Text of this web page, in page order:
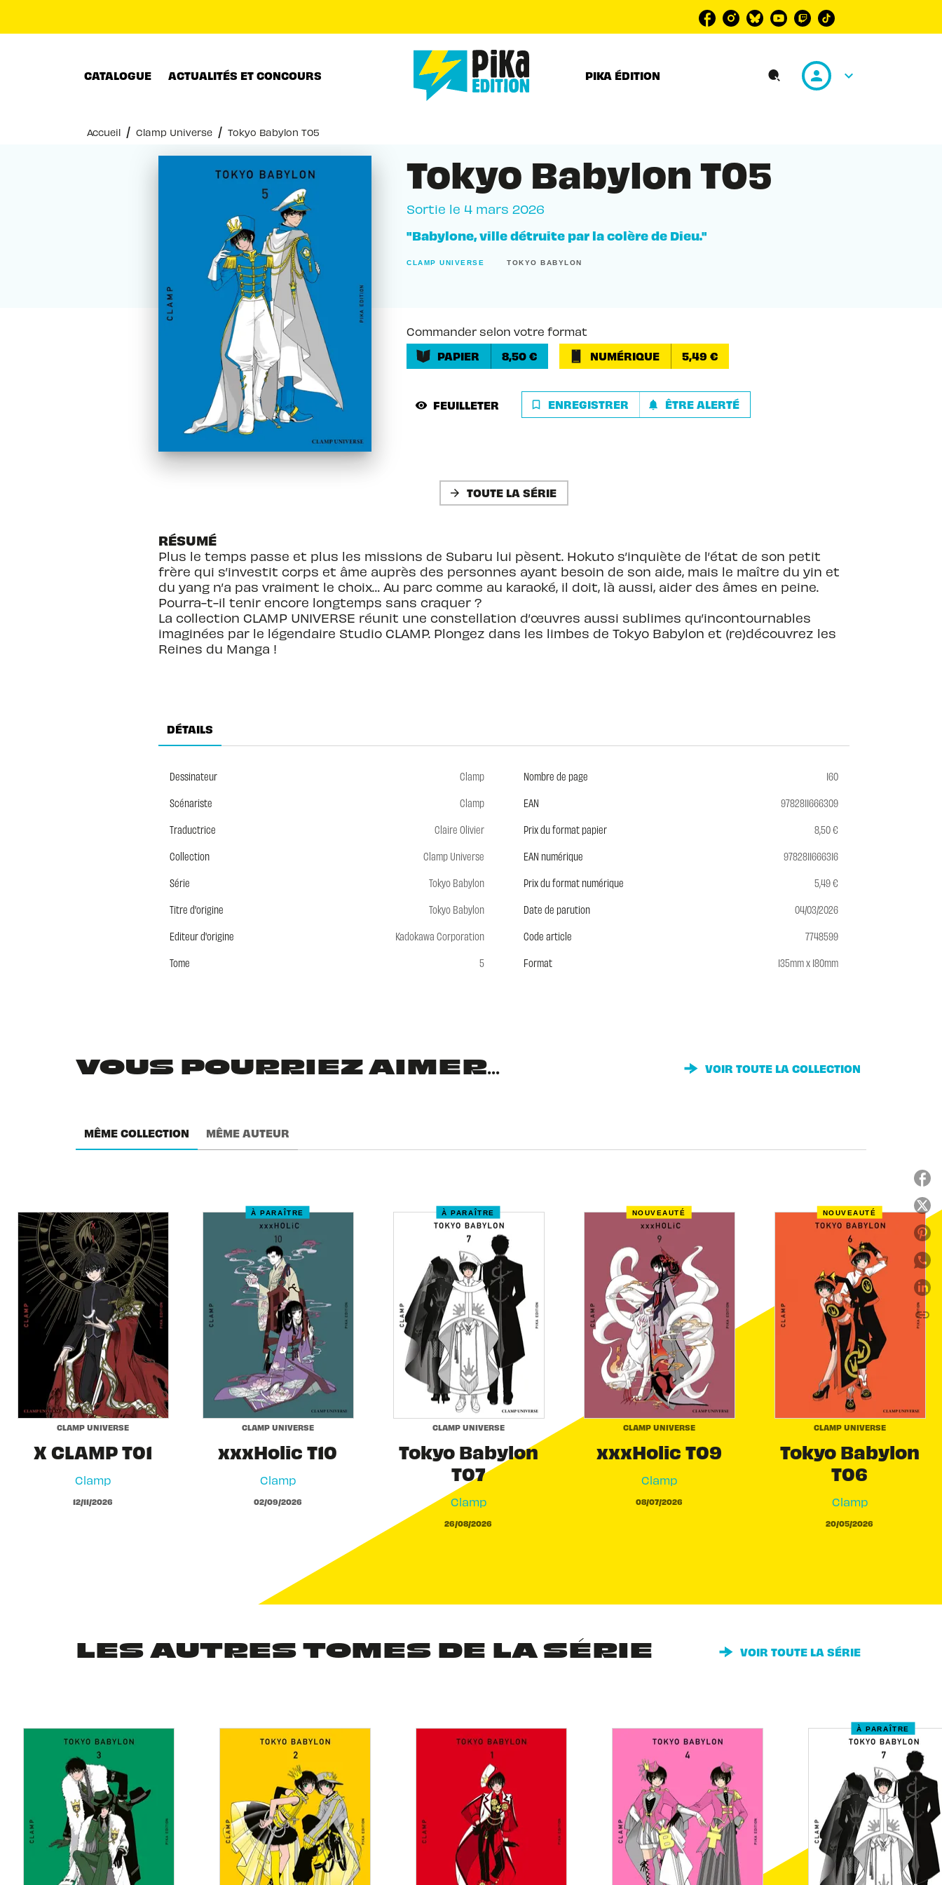
personn keyboard_arrow_down
CATALOGUE ACTUALITÉS ET CONCOURS PIKA ÉDITION search
Accueil / Clamp Universe / Tokyo Babylon T05
Tokyo Babylon T05
Sortie le 4 mars 2026
"Babylone, ville détruite par la colère de Dieu."
CLAMP UNIVERSE TOKYO BABYLON
Commander selon votre format
PAPIER
8,50 € NUMÉRIQUE 5,49 €
visibility FEUILLETER bookmark_border ENREGISTRER notifications ÊTRE ALERTÉ
arrow_forward TOUTE LA SÉRIE
RÉSUMÉ
Plus le temps passe et plus les missions de Subaru lui pèsent. Hokuto s’inquiète de l’état de son petit
frère qui s’investit corps et âme auprès des personnes ayant besoin de son aide, mais le maître du yin et
du yang n’a pas vraiment le choix… Au parc comme au karaoké, il doit, là aussi, aider des âmes en peine.
Pourra-t-il tenir encore longtemps sans craquer ?
La collection CLAMP UNIVERSE réunit une constellation d’œuvres aussi sublimes qu’incontournables
imaginées par le légendaire Studio CLAMP. Plongez dans les limbes de Tokyo Babylon et (re)découvrez les
Reines du Manga !
DÉTAILS
Dessinateur
Clamp
Scénariste
Clamp
Traductrice
Claire Olivier
Collection
Clamp Universe
Série
Tokyo Babylon
Titre d'origine
Tokyo Babylon
Editeur d'origine
Kadokawa Corporation
Tome
5
Nombre de page
160
EAN
9782811666309
Prix du format papier
8,50 €
EAN numérique
9782811666316
Prix du format numérique
5,49 €
Date de parution
04/03/2026
Code article
7748599
Format
135mm x 180mm
VOUS POURRIEZ AIMER... VOIR TOUTE LA COLLECTION
MÊME COLLECTION MÊME AUTEUR
CLAMP UNIVERSE
X CLAMP T01
Clamp
12/11/2026
À PARAÎTRE
CLAMP UNIVERSE
xxxHolic T10
Clamp
02/09/2026
À PARAÎTRE
CLAMP UNIVERSE
Tokyo Babylon
T07
Clamp
26/08/2026
NOUVEAUTÉ
CLAMP UNIVERSE
xxxHolic T09
Clamp
08/07/2026
NOUVEAUTÉ
CLAMP UNIVERSE
Tokyo Babylon
T06
Clamp
20/05/2026
LES AUTRES TOMES DE LA SÉRIE VOIR TOUTE LA SÉRIE
À PARAÎTRE
link